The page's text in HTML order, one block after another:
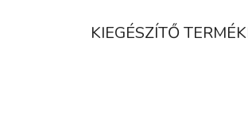
KIEGÉSZÍTŐ